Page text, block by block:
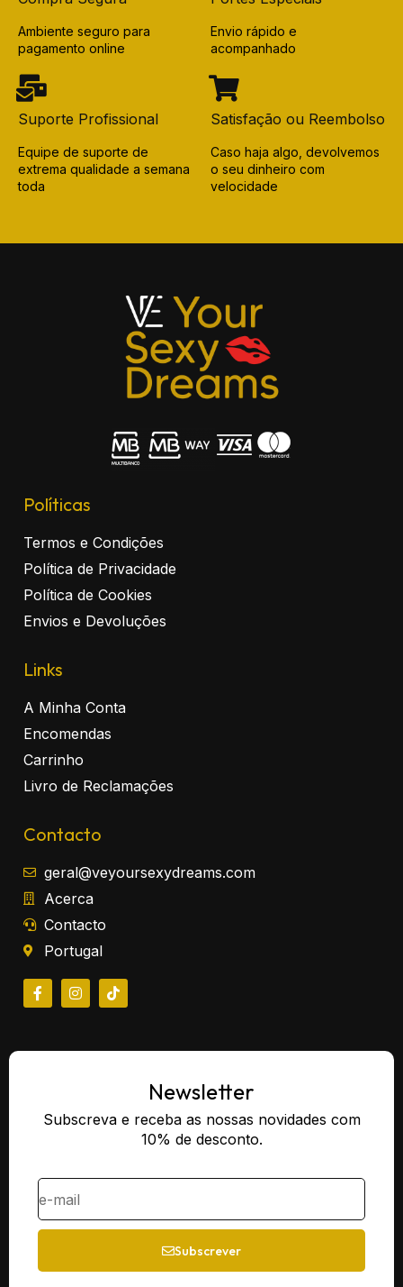
Ambiente seguro para
pagamento online
Envio rápido e
acompanhado
Suporte Profissional
Equipe de suporte de
extrema qualidade a semana
toda
Satisfação ou Reembolso
Caso haja algo, devolvemos
o seu dinheiro com
velocidade
Políticas
Termos e Condições
Política de Privacidade
Política de Cookies
Envios e Devoluções
Links
A Minha Conta
Encomendas
Carrinho
Livro de Reclamações
Contacto
geral@veyoursexydreams.com
Acerca
Contacto
Portugal
Newsletter
Subscreva e receba as nossas novidades com
10% de desconto.
Subscrever